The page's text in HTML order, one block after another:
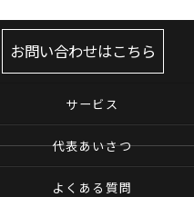
お問い合わせはこちら
サービス
代表あいさつ
よくある質問